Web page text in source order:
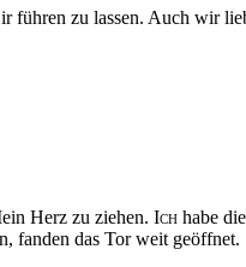
führen zu lassen. Auch wir
Herz zu ziehen. Ich habe
fanden das Tor weit geöffnet.